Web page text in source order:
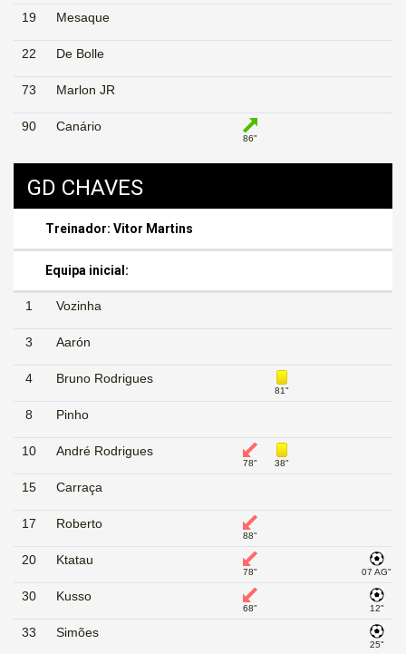
19 Mesaque
22 De Bolle
73 Marlon JR
90 Canário
86"
GD CHAVES
Treinador: Vitor Martins
Equipa inicial:
1 Vozinha
3 Aarón
4 Bruno Rodrigues
81"
8 Pinho
10 André Rodrigues
78" 38"
15 Carraça
17 Roberto
88"
20 Ktatau
78" 07 AG"
30 Kusso
68" 12"
33 Simões
25"